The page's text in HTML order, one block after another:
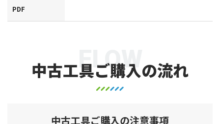
PDF
中古工具ご購入の流れ
FLOW
中古工具ご購入の注意事項